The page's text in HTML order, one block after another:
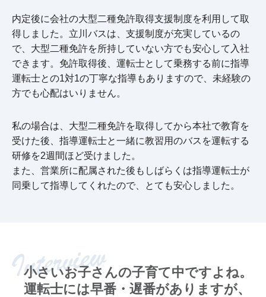
内定後に会社の大型二種免許取得支援制度を利用して取
得しました。立川バスは、支援制度が充実しているの
で、大型二種免許を所持していない方でも安心して入社
できます。免許取得後、運転士として乗務する前に指導
運転士との1対1の丁寧な指導もありますので、未経験の
方でも心配はいりません。
私の場合は、大型二種免許を取得してから本社で教育を
受けた後、指導運転士と一緒に教習用のバスを運転する
研修を2週間ほど受けました。
また、営業所に配属された後もしばらくは指導運転士が
同乗して指導してくれたので、とても安心しました。
小さいお子さんの子育て中ですよね。
運転士には早番・遅番がありますが、